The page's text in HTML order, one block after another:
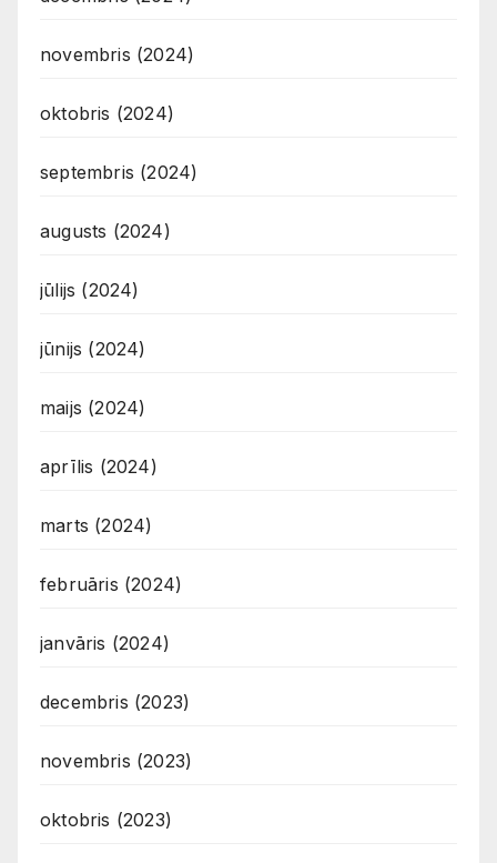
novembris (2024)
oktobris (2024)
septembris (2024)
augusts (2024)
jūlijs (2024)
jūnijs (2024)
maijs (2024)
aprīlis (2024)
marts (2024)
februāris (2024)
janvāris (2024)
decembris (2023)
novembris (2023)
oktobris (2023)